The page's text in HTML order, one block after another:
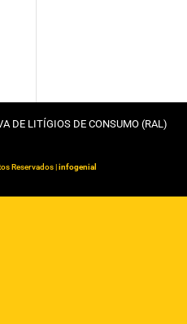
DE LITÍGIOS DE CONSUMO (RAL)
Reservados | infogenial